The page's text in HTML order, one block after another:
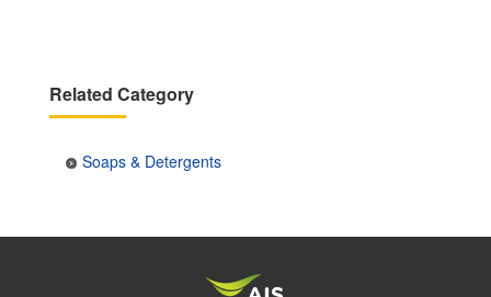
Related Category
Soaps & Detergents